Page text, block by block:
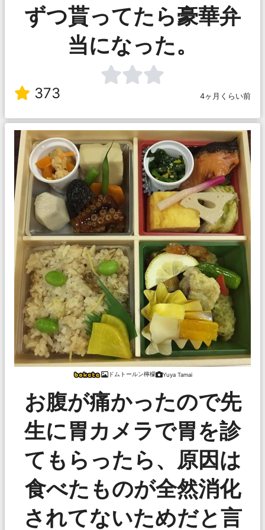
ずつ貰ってたら豪華弁
当になった。
373 4ヶ月くらい前
ドムトールン檸檬 Yuya Tamai
お腹が痛かったので先
生に胃カメラで胃を診
てもらったら、原因は
食べたものが全然消化
されてないためだと言